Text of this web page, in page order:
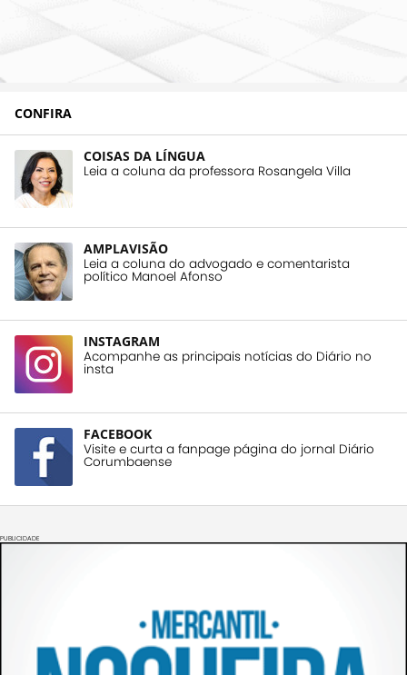
CONFIRA
COISAS DA LÍNGUA
Leia a coluna da professora Rosangela Villa
AMPLAVISÃO
Leia a coluna do advogado e comentarista
político Manoel Afonso
INSTAGRAM
Acompanhe as principais notícias do Diário no
insta
FACEBOOK
Visite e curta a fanpage página do jornal Diário
Corumbaense
PUBLICIDADE